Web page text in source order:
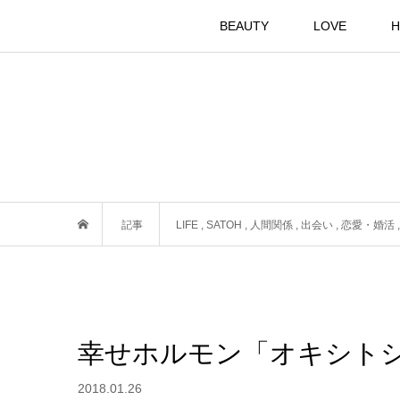
BEAUTY LOVE
記事 LIFE , SATOH , 人間関係 , 出会い , 恋愛・婚活
幸せホルモン「オキシト
2018.01.26